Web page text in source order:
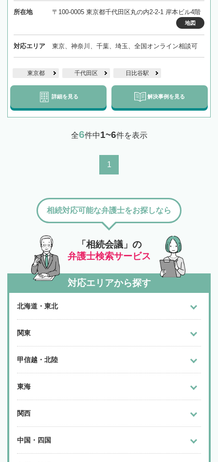
所在地 〒100-0005 東京都千代田区丸の内2-2-1 岸本ビル4階
地図
対応エリア 東京、神奈川、千葉、埼玉、全国オンライン相談可
東京都 千代田区 日比谷駅
詳細を見る 解決事例を見る
全6件中1~6件を表示
1
「相続会議」の
弁護士検索サービス
相続対応可能な弁護士をお探しなら
対応エリアから探す
北海道・東北
関東
甲信越・北陸
東海
関西
中国・四国